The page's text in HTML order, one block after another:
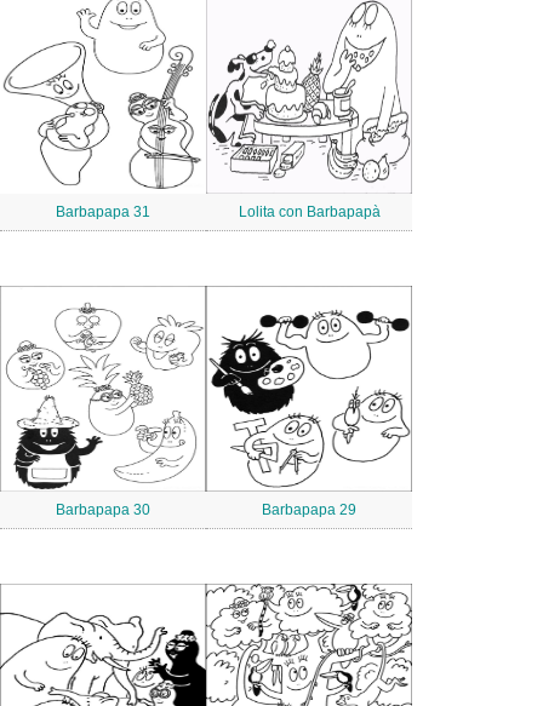
Barbapapa 31 Lolita con Barbapapà
Barbapapa 30 Barbapapa 29